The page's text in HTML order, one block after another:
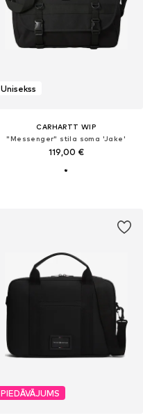
Unisekss
CARHARTT WIP
"Messenger" stila soma 'Jake'
119,00 €
PIEDĀVĀJUMS